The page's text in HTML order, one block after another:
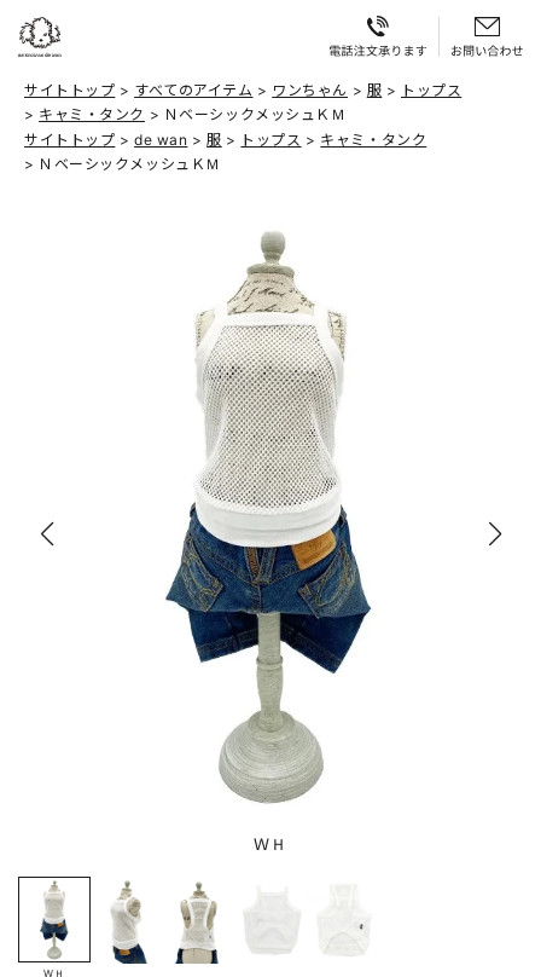
サイトトップ すべてのアイテム ワンちゃん 服
トップス
キャミ・タンク
ＮベーシックメッシュＫＭ
サイトトップ
de wan 服 トップス
キャミ・タンク
ＮベーシックメッシュＫＭ
ＷＨ
ＷＨ